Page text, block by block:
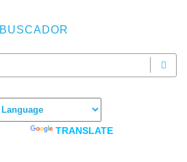
BUSCADOR
TRANSLATE